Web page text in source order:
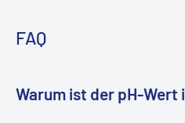
FAQ
Warum ist der pH-